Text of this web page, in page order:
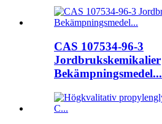
CAS 107534-96-3
Jordbrukskemikalier
Bekämpningsmedel...